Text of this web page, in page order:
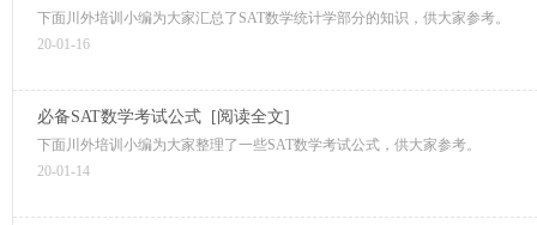
下面川外培训小编为大家汇总了SAT数学统计学部分的知识，供大家参考。
20-01-16
必备SAT数学考试公式 [阅读全文]
下面川外培训小编为大家整理了一些SAT数学考试公式，供大家参考。
20-01-14